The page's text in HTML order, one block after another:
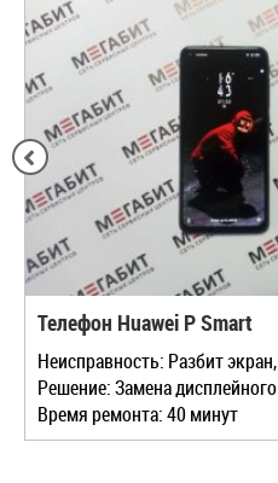
Телефон Huawei P Smart
Неисправность: Разбит
Решение: Замена
Время ремонта: 40 минут